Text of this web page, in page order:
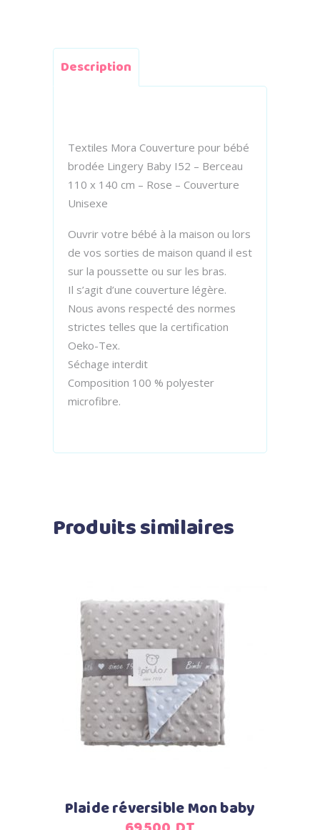
Description
Textiles Mora Couverture pour bébé
brodée Lingery Baby I52 – Berceau
110 x 140 cm – Rose – Couverture
Unisexe
Ouvrir votre bébé à la maison ou lors
de vos sorties de maison quand il est
sur la poussette ou sur les bras.
Il s’agit d’une couverture légère.
Nous avons respecté des normes
strictes telles que la certification
Oeko-Tex.
Séchage interdit
Composition 100 % polyester
microfibre.
Produits similaires
Ajouter au panier
Plaide réversible Mon baby